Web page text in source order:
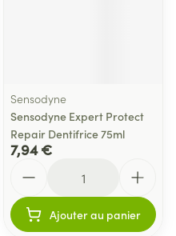
Sensodyne
Sensodyne Expert Protect
Repair Dentifrice 75ml
7,94 €
Ajouter au panier